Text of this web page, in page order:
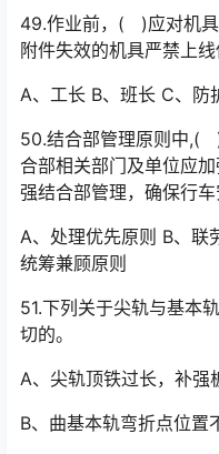
49.作业前，( )应对机具
附件失效的机具严禁上线
A、工长 B、班长 C、防
50.结合部管理原则中,(
合部相关部门及单位应
强结合部管理，确保行车
A、处理优先原则 B、联
统筹兼顾原则
51.下列关于尖轨与基本
切的。
A、尖轨顶铁过长，补强
B、曲基本轨弯折点位置